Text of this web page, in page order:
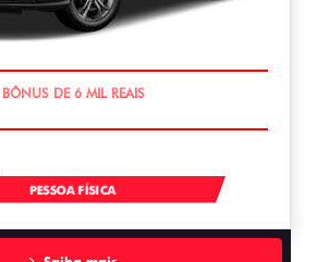
À VISTA POR R$ 91.490,00
PESSOA FÍSICA